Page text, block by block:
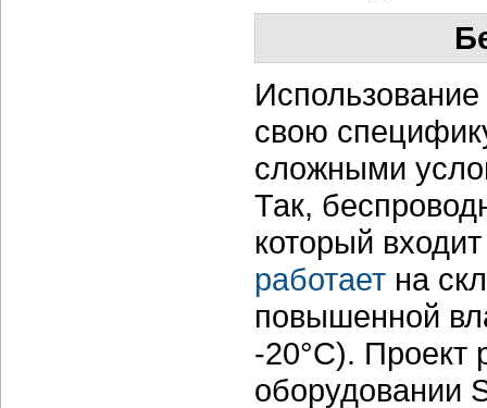
свою
сложными
Так,
который
работает на
повышенной
-20°С). Проект
оборудовании